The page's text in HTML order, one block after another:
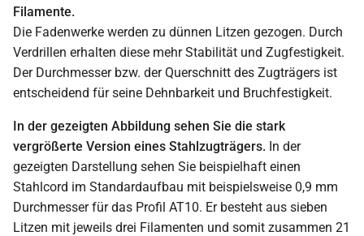
Filamente.
Die Fadenwerke werden zu dünnen Litzen gezogen. Durch
Verdrillen erhalten diese mehr Stabilität und Zugfestigkeit.
Der Durchmesser bzw. der Querschnitt des Zugträgers ist
entscheidend für seine Dehnbarkeit und Bruchfestigkeit.
In der gezeigten Abbildung sehen Sie die stark
vergrößerte Version eines Stahlzugträgers. In der
gezeigten Darstellung sehen Sie beispielhaft einen
Stahlcord im Standardaufbau mit beispielsweise 0,9 mm
Durchmesser für das Profil AT10. Er besteht aus sieben
Litzen mit jeweils drei Filamenten und somit zusammen 21